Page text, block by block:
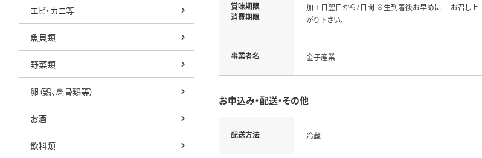
エビ・カニ等
魚貝類
野菜類
卵（鶏、烏骨鶏等）
お酒
飲料類
賞味期限
消費期限
加工日翌日から7日間 ※生到着後お早めに お召し上
がり下さい。
事業者名 金子産業
お申込み・配送・その他
配送方法 冷蔵